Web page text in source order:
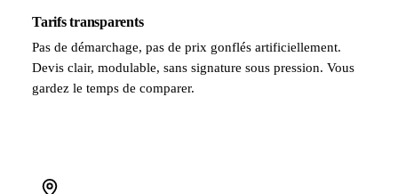
Tarifs transparents
Pas de démarchage, pas de prix gonflés artificiellement.
Devis clair, modulable, sans signature sous pression. Vous
gardez le temps de comparer.